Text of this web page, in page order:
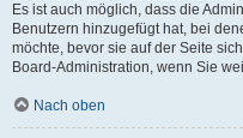
Es ist auch möglich, dass die
Benutzern hinzugefügt hat, bei
möchte, bevor sie auf der Seite
Board-Administration, wenn Sie
Nach oben